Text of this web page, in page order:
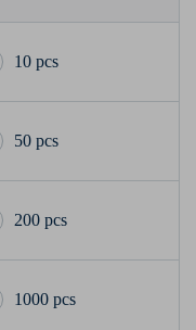
10 pcs
50 pcs
200 pcs
1000 pcs